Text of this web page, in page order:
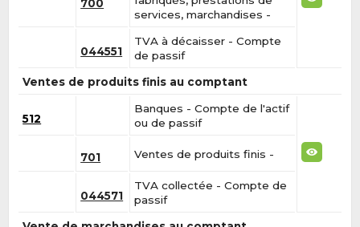
700
services, marchandises -
044551
TVA à décaisser - Compte
de passif
Ventes de produits finis au comptant
512
Banques - Compte de l'actif
ou de passif
701 Ventes de produits finis -
044571
TVA collectée - Compte de
passif